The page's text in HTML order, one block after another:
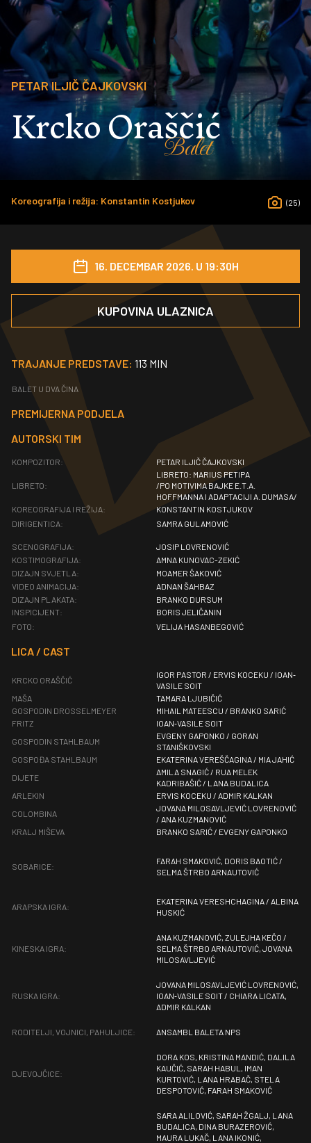
PETAR ILJIČ ČAJKOVSKI
Krcko Oraščić
Balet
Koreografija i režija: Konstantin Kostjukov (25)
16. DECEMBAR 2026. U 19:30H
KUPOVINA ULAZNICA
TRAJANJE PREDSTAVE: 113 MIN
BALET U DVA ČINA
PREMIJERNA PODJELA
AUTORSKI TIM
KOMPOZITOR: PETAR ILJIČ ČAJKOVSKI
LIBRETO:
LIBRETO: MARIUS PETIPA
/PO MOTIVIMA BAJKE E.T.A.
HOFFMANNA I ADAPTACIJI A. DUMASA/
KOREOGRAFIJA I REŽIJA:
KONSTANTIN KOSTJUKOV
DIRIGENTICA:
SAMRA GULAMOVIĆ
SCENOGRAFIJA:
JOSIP LOVRENOVIĆ
KOSTIMOGRAFIJA:
AMNA KUNOVAC-ZEKIĆ
DIZAJN SVJETLA:
MOAMER ŠAKOVIĆ
VIDEO ANIMACIJA:
ADNAN ŠAHBAZ
DIZAJN PLAKATA:
BRANKO DURSUM
INSPICIJENT:
BORIS JELIČANIN
FOTO:
VELIJA HASANBEGOVIĆ
LICA / CAST
KRCKO ORAŠČIĆ
IGOR PASTOR / ERVIS KOCEKU / IOAN‐
VASILE SOIT
MAŠA
TAMARA LJUBIČIĆ
GOSPODIN DROSSELMEYER
MIHAIL MATEESCU / BRANKO SARIĆ
FRITZ
IOAN‐VASILE SOIT
GOSPODIN STAHLBAUM
EVGENY GAPONKO / GORAN
STANIŠKOVSKI
GOSPOĐA STAHLBAUM
EKATERINA VEREŠČAGINA / MIA JAHIĆ
DIJETE
AMILA SNAGIĆ / RUA MELEK
KADRIBAŠIĆ / LANA BUDALICA
ARLEKIN
ERVIS KOCEKU / ADMIR KALKAN
COLOMBINA
JOVANA MILOSAVLJEVIĆ LOVRENOVIĆ
/ ANA KUZMANOVIĆ
KRALJ MIŠEVA
BRANKO SARIĆ / EVGENY GAPONKO
SOBARICE:
FARAH SMAKOVIĆ, DORIS BAOTIĆ /
SELMA ŠTRBO ARNAUTOVIĆ
ARAPSKA IGRA:
EKATERINA VERESHCHAGINA / ALBINA
HUSKIĆ
KINESKA IGRA:
ANA KUZMANOVIĆ, ZULEJHA KEČO /
SELMA ŠTRBO ARNAUTOVIĆ, JOVANA
MILOSAVLJEVIĆ
RUSKA IGRA:
JOVANA MILOSAVLJEVIĆ LOVRENOVIĆ,
IOAN‐VASILE SOIT / CHIARA LICATA,
ADMIR KALKAN
RODITELJI, VOJNICI, PAHULJICE: ANSAMBL BALETA NPS
DJEVOJČICE:
DORA KOS, KRISTINA MANDIĆ, DALILA
KAUČIĆ, SARAH HABUL, IMAN
KURTOVIĆ, LANA HRABAČ, STELA
DESPOTOVIĆ, FARAH SMAKOVIĆ
SARA ALILOVIĆ, SARAH ŽGALJ, LANA
BUDALICA, DINA BURAZEROVIĆ,
MAURA LUKAČ, LANA IKONIĆ,